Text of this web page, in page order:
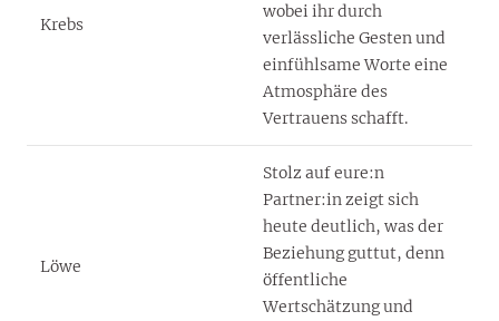
Krebs
wobei ihr durch
verlässliche Gesten und
einfühlsame Worte eine
Atmosphäre des
Vertrauens schafft.
Löwe
Stolz auf eure:n
Partner:in zeigt sich
heute deutlich, was der
Beziehung guttut, denn
öffentliche
Wertschätzung und